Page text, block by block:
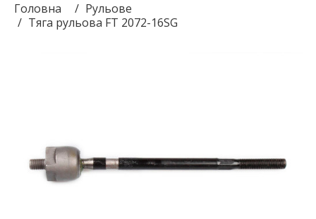
Головна
Рульове
Тяга рульова FT 2072-16SG